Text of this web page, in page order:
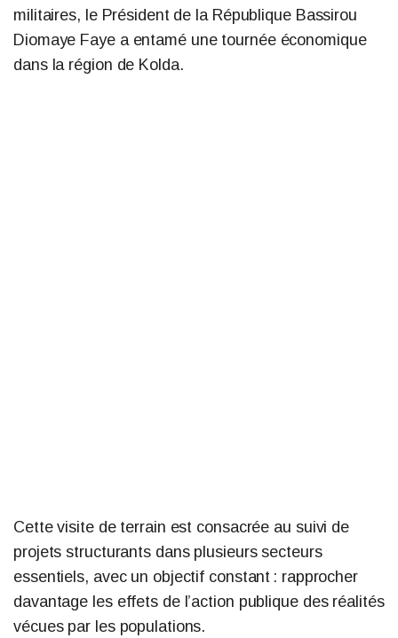
militaires, le Président de la République Bassirou
Diomaye Faye a entamé une tournée économique
dans la région de Kolda.
Cette visite de terrain est consacrée au suivi de
projets structurants dans plusieurs secteurs
essentiels, avec un objectif constant : rapprocher
davantage les effets de l’action publique des réalités
vécues par les populations.